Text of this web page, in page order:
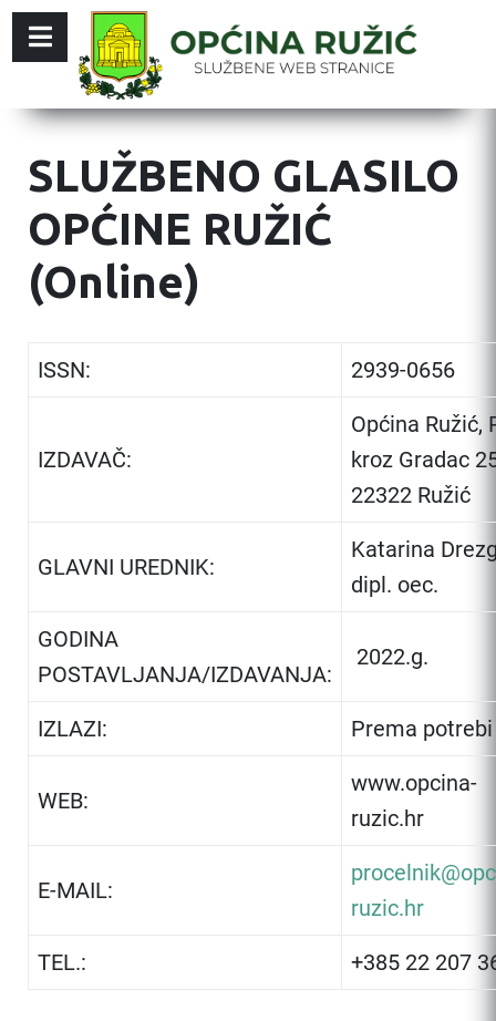
SLUŽBENO GLASILO
OPĆINE RUŽIĆ
(Online)
ISSN: 2939-0656
IZDAVAČ:
Općina Ružić,
kroz Gradac
22322 Ružić
GLAVNI UREDNIK:
Katarina
dipl. oec.
GODINA
POSTAVLJANJA/IZDAVANJA:
2022.g.
IZLAZI: Prema potrebi
WEB:
www.opcina-
ruzic.hr
E-MAIL:
ruzic.hr
TEL.: +385 22 207